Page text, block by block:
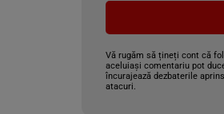
Vă rugăm să țineți cont că
aceluiași comentariu pot
încurajează dezbaterile
atacuri.